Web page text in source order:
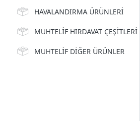
HAVALANDIRMA ÜRÜNLERİ
MUHTELİF HIRDAVAT ÇEŞİTLERİ
MUHTELİF DİĞER ÜRÜNLER